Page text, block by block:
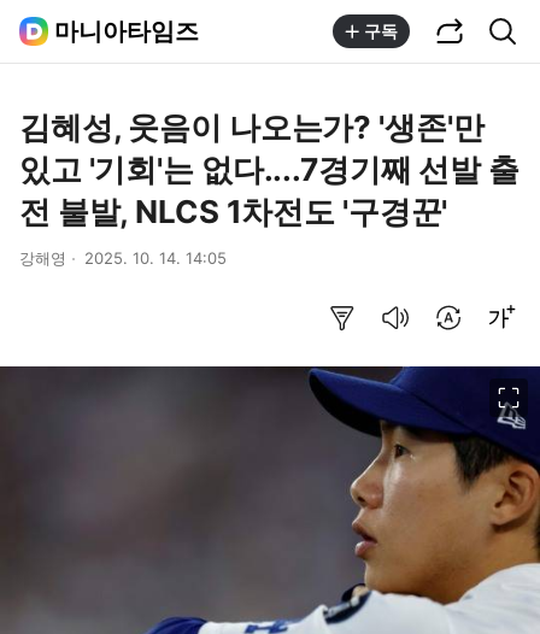
마니아타임즈 구독
김혜성, 웃음이 나오는가? '생존'만
있고 '기회'는 없다....7경기째 선발 출
전 불발, NLCS 1차전도 '구경꾼'
강해영 2025. 10. 14. 14:05